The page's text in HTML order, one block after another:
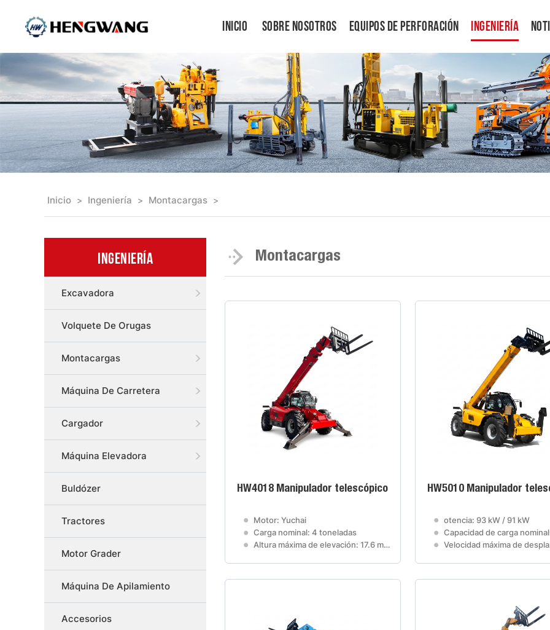
Inicio Sobre Nosotros Equipos De Perforación Ingeniería
Inicio > Ingeniería > Montacargas >
Ingeniería
Excavadora
Volquete De Orugas
Montacargas
Máquina De Carretera
Cargador
Máquina Elevadora
Buldózer
Tractores
Motor Grader
Máquina De Apilamiento
Accesorios
Montacargas
HW4018 Manipulador telescópico
Motor: Yuchai
Carga nominal: 4 toneladas
Altura máxima de elevación: 17.6 metros
HW5010 Manipulador
otencia: 93 kW / 91 kW
Capacidad de carga nominal: 5
Velocidad máxima de desplazamiento: 32 km/